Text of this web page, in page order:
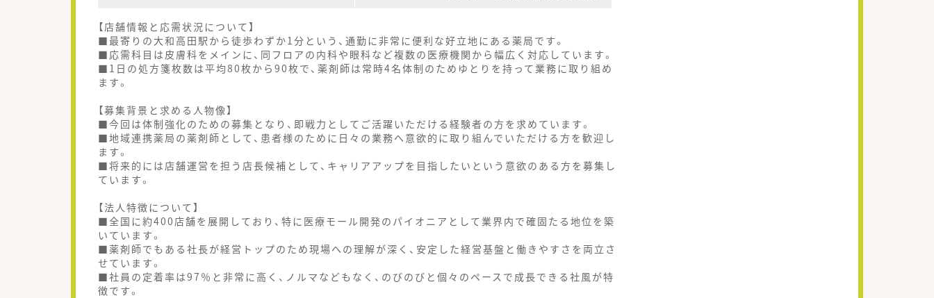
【店舗情報と応需状況について】
■最寄りの大和高田駅から徒歩わずか1分という、通勤に非常に便利な好立地にある薬局です。
■応需科目は皮膚科をメインに、同フロアの内科や眼科など複数の医療機関から幅広く対応しています。
■1日の処方箋枚数は平均80枚から90枚で、薬剤師は常時4名体制のためゆとりを持って業務に取り組め
ます。
【募集背景と求める人物像】
■今回は体制強化のための募集となり、即戦力としてご活躍いただける経験者の方を求めています。
■地域連携薬局の薬剤師として、患者様のために日々の業務へ意欲的に取り組んでいただける方を歓迎し
ます。
■将来的には店舗運営を担う店長候補として、キャリアアップを目指したいという意欲のある方を募集し
ています。
【法人特徴について】
■全国に約400店舗を展開しており、特に医療モール開発のパイオニアとして業界内で確固たる地位を築
いています。
■薬剤師でもある社長が経営トップのため現場への理解が深く、安定した経営基盤と働きやすさを両立さ
せています。
■社員の定着率は97％と非常に高く、ノルマなどもなく、のびのびと個々のペースで成長できる社風が特
徴です。